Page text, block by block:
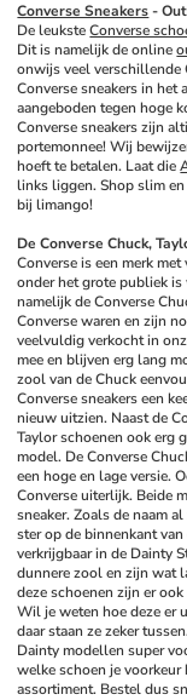
Converse Sneakers -
De leukste Converse
Dit is namelijk de online
onwijs veel verschillende
Converse sneakers in
aangeboden tegen hoge
Converse sneakers zijn
portemonnee! Wij
hoeft te betalen. Laat die
links liggen. Shop slim
bij limango!
De Converse Chuck,
Converse is een merk
onder het grote publiek is
namelijk de Converse
Converse waren en zijn
veelvuldig verkocht in
mee en blijven erg lang
zool van de Chuck
Converse sneakers een
nieuw uitzien. Naast de
Taylor schoenen ook erg
model. De Converse
een hoge en lage versie.
Converse uiterlijk. Beide
sneaker. Zoals de naam
ster op de binnenkant
verkrijgbaar in de Dainty
dunnere zool en zijn wat
deze schoenen zijn er
Wil je weten hoe deze er
daar staan ze zeker
Dainty modellen super
welke schoen je voorkeur
assortiment. Bestel dus